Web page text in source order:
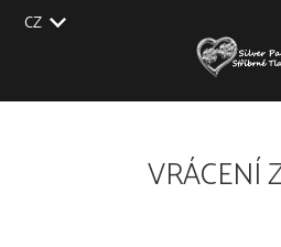
CZ
VRÁCENÍ